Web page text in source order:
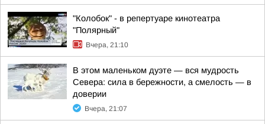
"Колобок" - в репертуаре кинотеатра
"Полярный"
Вчера, 21:10
В этом маленьком дуэте — вся мудрость
Севера: сила в бережности, а смелость — в
доверии
Вчера, 21:07